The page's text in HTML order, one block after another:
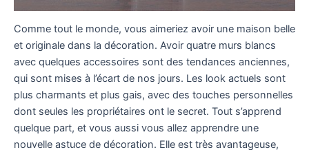
Comme tout le monde, vous aimeriez avoir une maison belle
et originale dans la décoration. Avoir quatre murs blancs
avec quelques accessoires sont des tendances anciennes,
qui sont mises à l’écart de nos jours. Les look actuels sont
plus charmants et plus gais, avec des touches personnelles
dont seules les propriétaires ont le secret. Tout s’apprend
quelque part, et vous aussi vous allez apprendre une
nouvelle astuce de décoration. Elle est très avantageuse,